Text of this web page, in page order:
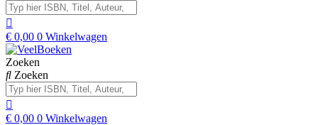
€ 0,00 0 Winkelwagen
Zoeken
Zoeken
€ 0,00 0 Winkelwagen